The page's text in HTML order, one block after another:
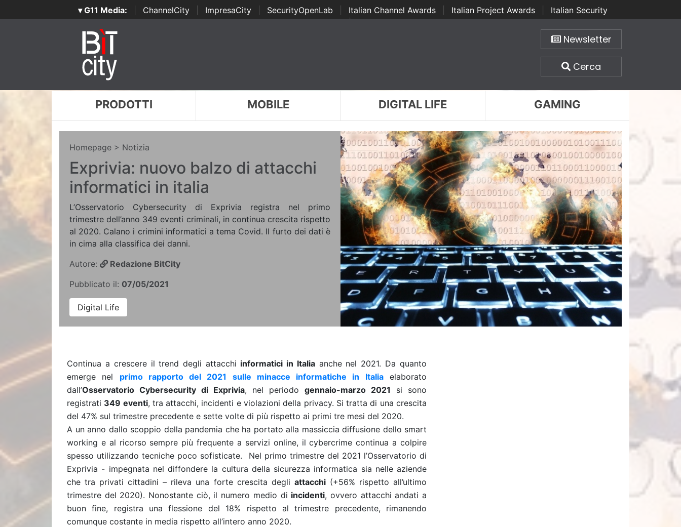
▾ G11 Media: ChannelCity ImpresaCity SecurityOpenLab Italian Channel Awards Italian Project Awards
Italian Security
Awards | ...
Newsletter
Cerca
PRODOTTI MOBILE DIGITAL LIFE GAMING
Homepage > Notizia
Exprivia: nuovo balzo di attacchi
informatici in italia
L’Osservatorio Cybersecurity di Exprivia registra nel primo
trimestre dell’anno 349 eventi criminali, in continua crescita rispetto
al 2020. Calano i crimini informatici a tema Covid. Il furto dei dati è
in cima alla classifica dei danni.
Autore:
Redazione BitCity
Pubblicato il: 07/05/2021
Digital Life
Continua a crescere il trend degli attacchi informatici in Italiaanche nel 2021. Da quanto
emerge nel primo rapporto del 2021 sulle minacce informatiche in Italiaelaborato
dall’Osservatorio Cybersecurity di Exprivia, nel periodo gennaio-marzo 2021 si sono
registrati 349 eventi, tra attacchi, incidenti e violazioni della privacy. Si tratta di una crescita
del 47% sul trimestre precedente e sette volte di più rispetto ai primi tre mesi del 2020.
A un anno dallo scoppio della pandemia che ha portato alla massiccia diffusione dello smart
working e al ricorso sempre più frequente a servizi online, il cybercrime continua a colpire
spesso utilizzando tecniche poco sofisticate.
Nel primo trimestre del 2021 l’Osservatorio di
Exprivia - impegnata nel diffondere la cultura della sicurezza informatica sia nelle aziende
che tra privati cittadini – rileva una forte crescita degli attacchi(+56% rispetto all’ultimo
trimestre del 2020). Nonostante ciò, il numero medio di incidenti, ovvero attacchi andati a
buon fine, registra una flessione del 18% rispetto al trimestre precedente, rimanendo
comunque costante in media rispetto all’intero anno 2020.